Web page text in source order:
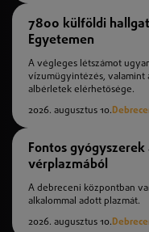
7800 külföldi
Egyetemen
A végleges létszámot
vízumügyintézés, valamint
albérletek elérhetősége.
2026. augusztus 10.
Fontos
vérplazmából
A debreceni központban
alkalommal adott plazmát.
2026. augusztus 10.